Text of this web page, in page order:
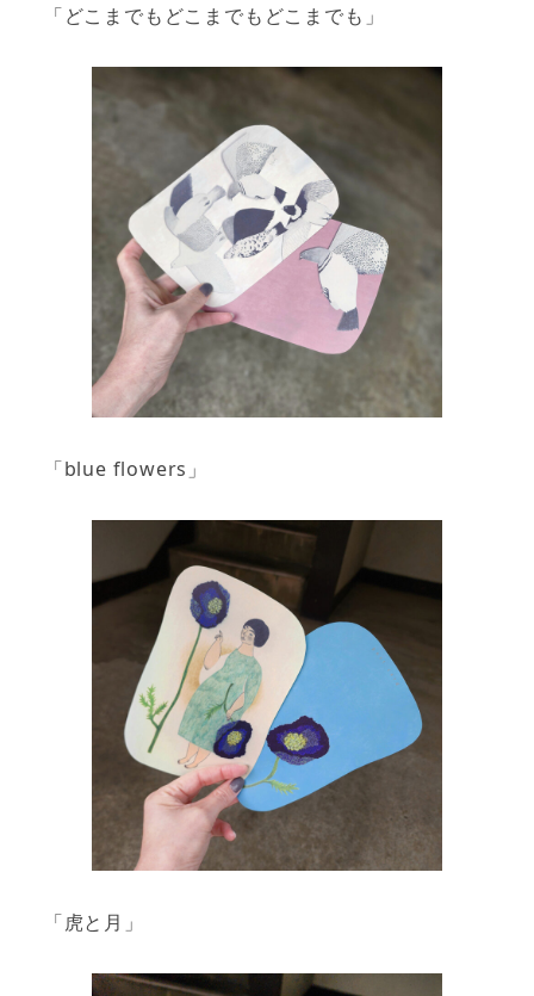
「どこまでもどこまでもどこまでも」
「blue flowers」
「虎と月」